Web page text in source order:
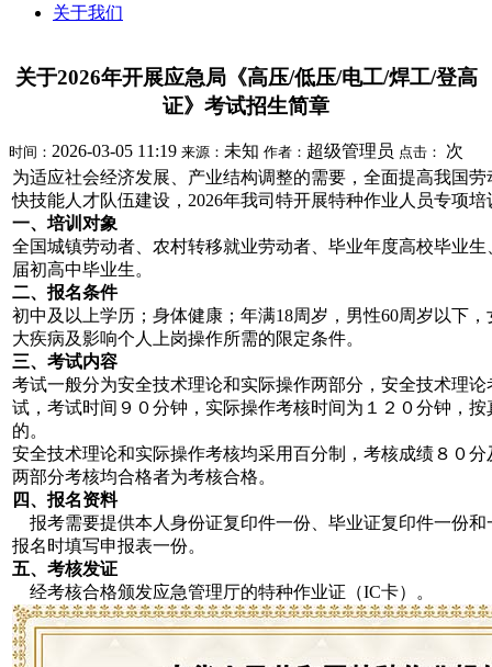
关于我们
关于2026年开展应急局《高压/低压/电工/焊工/登高
证》考试招生简章
时间： 2026-03-05 11:19 来源： 未知 作者： 超级管理员 点击：
次
为适应社会经济发展、产业结构调整的需要，全面提高我国
快技能人才队伍建设，2026年我司特开展特种作业人员专项
一、培训对象
全国城镇劳动者、农村转移就业劳动者、毕业年度高校毕业
届初高中毕业生。
二、报名条件
初中及以上学历；身体健康；年满18周岁，男性60周岁以下
大疾病及影响个人上岗操作所需的限定条件。
三、考试内容
考试一般分为安全技术理论和实际操作两部分，安全技术理
试，考试时间９０分钟，实际操作考核时间为１２０分钟，
的。
安全技术理论和实际操作考核均采用百分制，考核成绩８０
两部分考核均合格者为考核合格。
四、报名资料
报考需要提供本人身份证复印件一份、毕业证复印件一份和
报名时填写申报表一份。
五、考核发证
经考核合格颁发应急管理厅的特种作业证（IC卡）。